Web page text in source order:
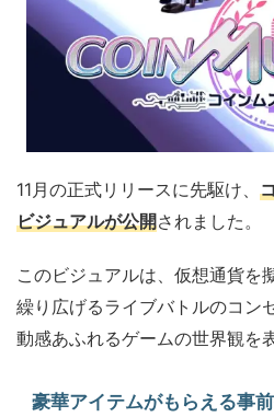
11月の正式リリースに先駆け、
ビジュアルが公開されました。
このビジュアルは、仮想通貨を
繰り広げるライブバトルのコン
動感あふれるゲームの世界観を
豪華アイテムがもらえる事